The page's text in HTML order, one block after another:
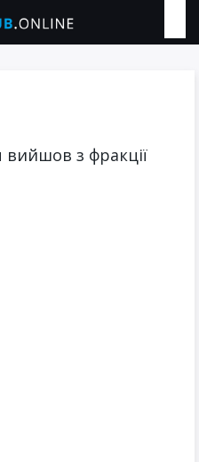
з фракції